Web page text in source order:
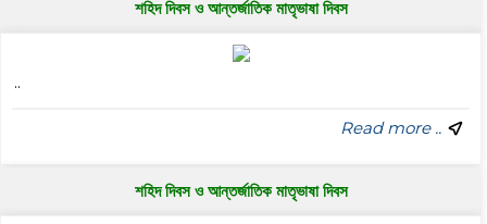
শহিদ দিবস ও আন্তর্জাতিক মাতৃভাষা দিবস
..
Read more ..
শহিদ দিবস ও আন্তর্জাতিক মাতৃভাষা দিবস